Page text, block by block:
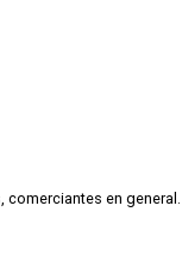
en general.